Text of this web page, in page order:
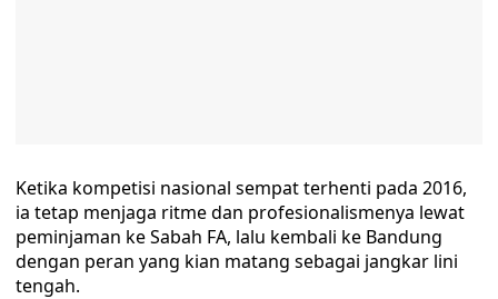
Ketika kompetisi nasional sempat terhenti pada 2016,
ia tetap menjaga ritme dan profesionalismenya lewat
peminjaman ke Sabah FA, lalu kembali ke Bandung
dengan peran yang kian matang sebagai jangkar lini
tengah.